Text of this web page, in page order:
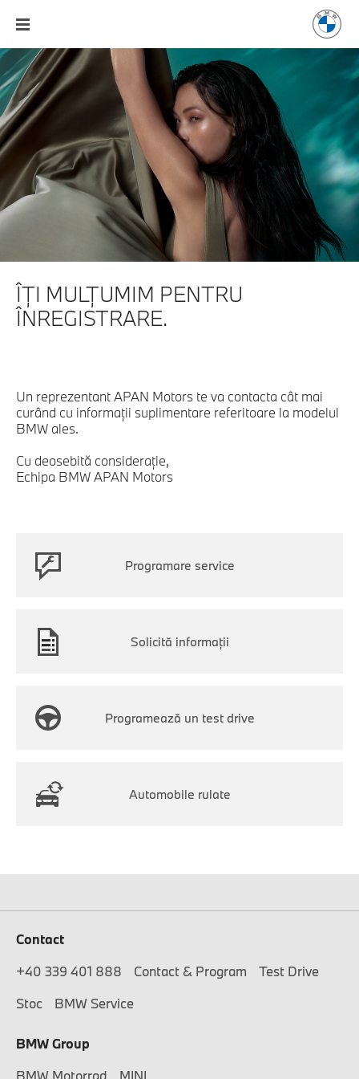
ÎŢI MULŢUMIM PENTRU
ÎNREGISTRARE.
Un reprezentant APAN Motors te va contacta cât mai
curând cu informaţii suplimentare referitoare la modelul
BMW ales.
Cu deosebită consideraţie,
Echipa BMW APAN Motors
Programare service
Solicită informații
Programează un test drive
Automobile rulate
Contact
+40 339 401 888
Contact & Program
Test Drive
Stoc
BMW Service
BMW Group
BMW Motorrad
MINI